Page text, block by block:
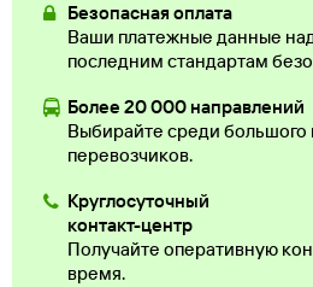
Безопасная оплата
Ваши платежные данные
последним стандартам
Более 20 000 направлений
Выбирайте среди большого
перевозчиков.
Круглосуточный
контакт-центр
Получайте оперативную
время.